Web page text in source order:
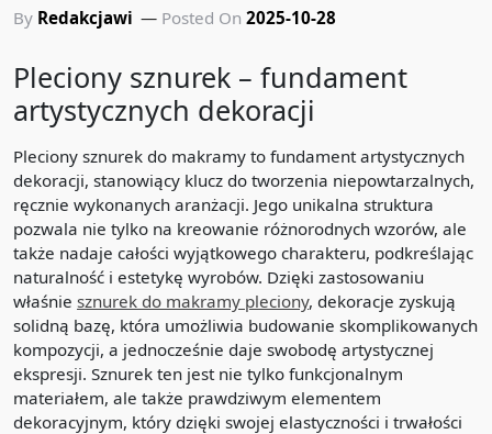
By Redakcjawi Posted On 2025-10-28
Pleciony sznurek – fundament
artystycznych dekoracji
Pleciony sznurek do makramy to fundament artystycznych
dekoracji, stanowiący klucz do tworzenia niepowtarzalnych,
ręcznie wykonanych aranżacji. Jego unikalna struktura
pozwala nie tylko na kreowanie różnorodnych wzorów, ale
także nadaje całości wyjątkowego charakteru, podkreślając
naturalność i estetykę wyrobów. Dzięki zastosowaniu
właśnie sznurek do makramy pleciony, dekoracje zyskują
solidną bazę, która umożliwia budowanie skomplikowanych
kompozycji, a jednocześnie daje swobodę artystycznej
ekspresji. Sznurek ten jest nie tylko funkcjonalnym
materiałem, ale także prawdziwym elementem
dekoracyjnym, który dzięki swojej elastyczności i trwałości